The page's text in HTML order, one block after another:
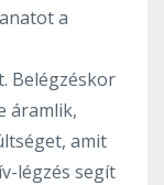
a
Belégzéskor
áramlik,
amit
légzés segít